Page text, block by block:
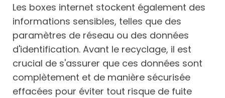
Les boxes internet stockent également des
informations sensibles, telles que des
paramètres de réseau ou des données
d'identification. Avant le recyclage, il est
crucial de s'assurer que ces données sont
complètement et de manière sécurisée
effacées pour éviter tout risque de fuite